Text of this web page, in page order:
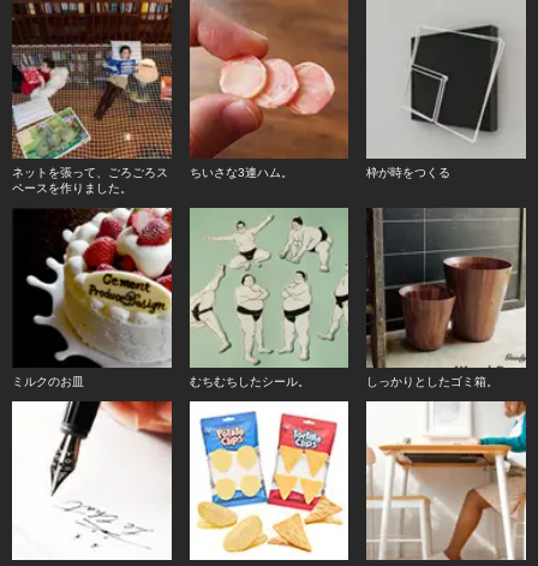
ネットを張って、ごろごろス
ペースを作りました。
ちいさな3連ハム。 枠が時をつくる
ミルクのお皿 むちむちしたシール。 しっかりとしたゴミ箱。